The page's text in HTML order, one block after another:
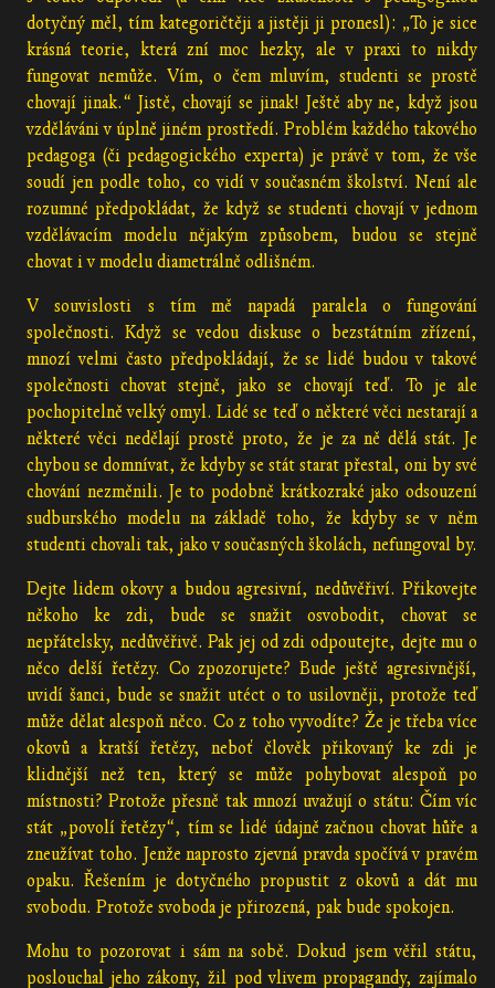
dotyčný měl, tím kategoričtěji a jistěji ji pronesl): „To je sice
krásná teorie, která zní moc hezky, ale v praxi to nikdy
fungovat nemůže. Vím, o čem mluvím, studenti se prostě
chovají jinak.“ Jistě, chovají se jinak! Ještě aby ne, když jsou
vzděláváni v úplně jiném prostředí. Problém každého takového
pedagoga (či pedagogického experta) je právě v tom, že vše
soudí jen podle toho, co vidí v současném školství. Není ale
rozumné předpokládat, že když se studenti chovají v jednom
vzdělávacím modelu nějakým způsobem, budou se stejně
chovat i v modelu diametrálně odlišném.
V souvislosti s tím mě napadá paralela o fungování
společnosti. Když se vedou diskuse o bezstátním zřízení,
mnozí velmi často předpokládají, že se lidé budou v takové
společnosti chovat stejně, jako se chovají teď. To je ale
pochopitelně velký omyl. Lidé se teď o některé věci nestarají a
některé věci nedělají prostě proto, že je za ně dělá stát. Je
chybou se domnívat, že kdyby se stát starat přestal, oni by své
chování nezměnili. Je to podobně krátkozraké jako odsouzení
sudburského modelu na základě toho, že kdyby se v něm
studenti chovali tak, jako v současných školách, nefungoval by.
Dejte lidem okovy a budou agresivní, nedůvěřiví. Přikovejte
někoho ke zdi, bude se snažit osvobodit, chovat se
nepřátelsky, nedůvěřivě. Pak jej od zdi odpoutejte, dejte mu o
něco delší řetězy. Co zpozorujete? Bude ještě agresivnější,
uvidí šanci, bude se snažit utéct o to usilovněji, protože teď
může dělat alespoň něco. Co z toho vyvodíte? Že je třeba více
okovů a kratší řetězy, neboť člověk přikovaný ke zdi je
klidnější než ten, který se může pohybovat alespoň po
místnosti? Protože přesně tak mnozí uvažují o státu: Čím víc
stát „povolí řetězy“, tím se lidé údajně začnou chovat hůře a
zneužívat toho. Jenže naprosto zjevná pravda spočívá v pravém
opaku. Řešením je dotyčného propustit z okovů a dát mu
svobodu. Protože svoboda je přirozená, pak bude spokojen.
Mohu to pozorovat i sám na sobě. Dokud jsem věřil státu,
poslouchal jeho zákony, žil pod vlivem propagandy, zajímalo